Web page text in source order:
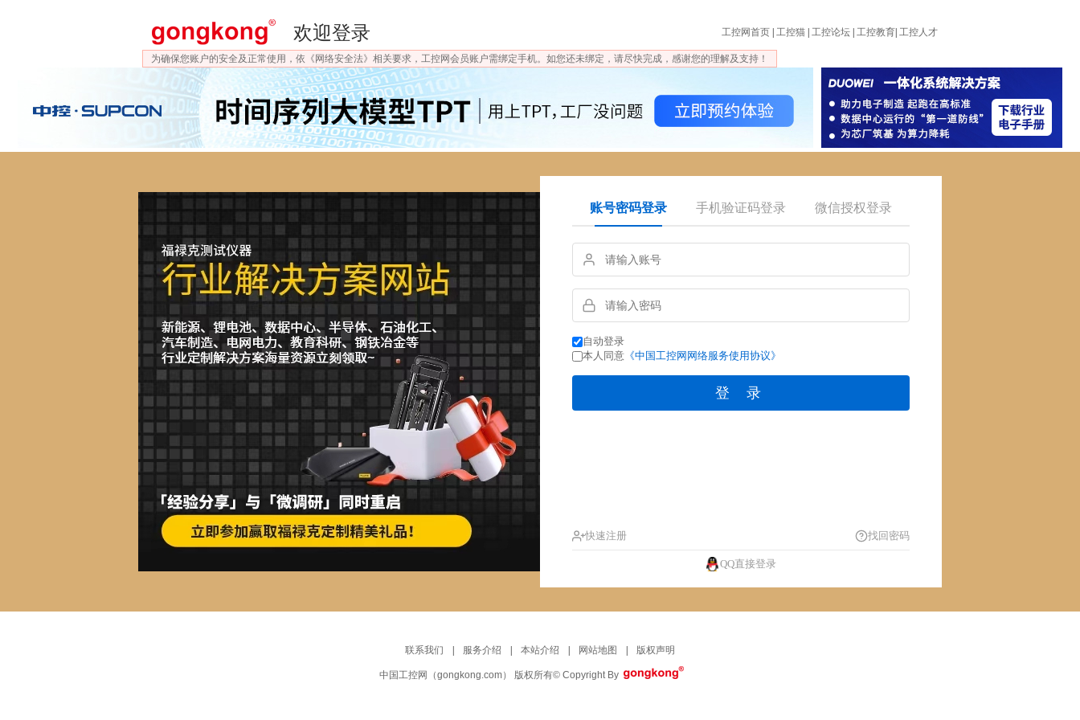
欢迎登录 工控网首页 工控猫 工控论坛 工控教育 工控人才
为确保您账户的安全及正常使用，依《网络安全法》相关要求，工控网会员账户需绑定手机。如您还未绑定，请尽快完成，感谢您的理解及支持！
账号密码登录 手机验证码登录 微信授权登录
自动登录
本人同意 《中国工控网网络服务使用协议》
登 录
快速注册 找回密码
QQ直接登录
联系我们 服务介绍 本站介绍 网站地图 版权声明
中国工控网 （gongkong.com） 版权所有© Copyright By